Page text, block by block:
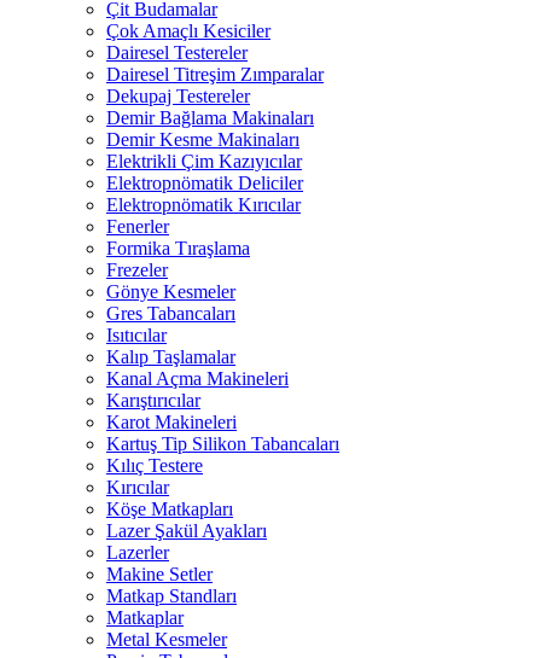
Çit Budamalar
Çok Amaçlı Kesiciler
Dairesel Testereler
Dairesel Titreşim Zımparalar
Dekupaj Testereler
Demir Bağlama Makinaları
Demir Kesme Makinaları
Elektrikli Çim Kazıyıcılar
Elektropnömatik Deliciler
Elektropnömatik Kırıcılar
Fenerler
Formika Tıraşlama
Frezeler
Gönye Kesmeler
Gres Tabancaları
Isıtıcılar
Kalıp Taşlamalar
Kanal Açma Makineleri
Karıştırıcılar
Karot Makineleri
Kartuş Tip Silikon Tabancaları
Kılıç Testere
Kırıcılar
Köşe Matkapları
Lazer Şakül Ayakları
Lazerler
Makine Setler
Matkap Standları
Matkaplar
Metal Kesmeler